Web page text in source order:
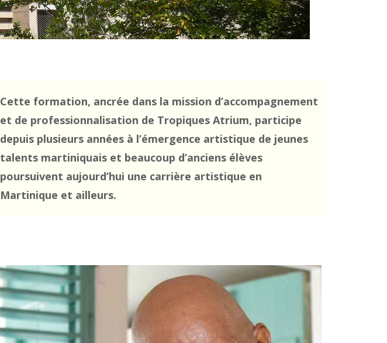
Cette formation, ancrée dans la mission d’accompagnement
et de professionnalisation de Tropiques Atrium, participe
depuis plusieurs années à l’émergence artistique de jeunes
talents martiniquais et beaucoup d’anciens élèves
poursuivent aujourd’hui une carrière artistique en
Martinique et ailleurs.